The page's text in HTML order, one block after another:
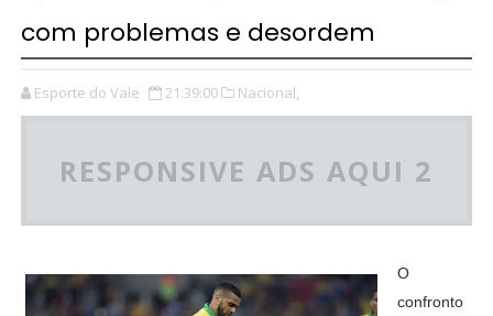
com problemas e desordem
Esporte do Vale 21:39:00 Nacional,
RESPONSIVE ADS AQUI 2
O
confronto